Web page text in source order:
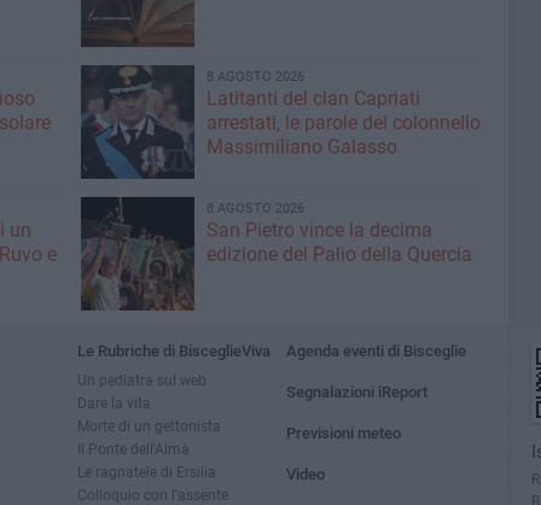
8 AGOSTO 2026
Latitanti del clan Capriati
arrestati, le parole del colonnello
Massimiliano Galasso
un
e
8 AGOSTO 2026
San Pietro vince la decima
edizione del Palio della Quercia
Le Rubriche di BisceglieViva
Un pediatra sul web
Dare la vita
Morte di un gettonista
Il Ponte dell'Almà
Le ragnatele di Ersilia
Colloquio con l'assente
Agenda eventi di Bisceglie
Segnalazioni iReport
Previsioni meteo
Video